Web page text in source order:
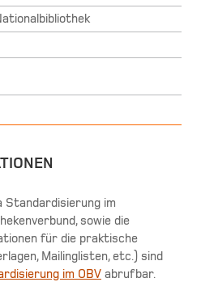
Standardisierung im
sowie die
für die praktische
Mailinglisten, etc.) sind
im OBV abrufbar.